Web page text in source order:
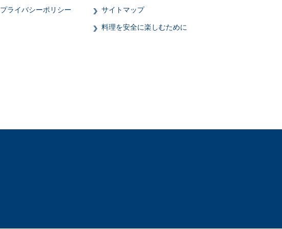
サイトマップ
プライバシーポリシー
料理を安全に楽しむために